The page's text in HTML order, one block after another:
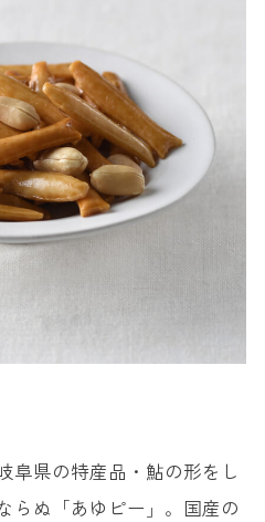
阜県の特産品・鮎の形をし
らぬ「あゆピー」。国産の